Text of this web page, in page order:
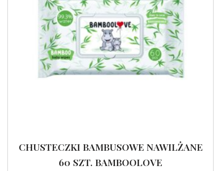
CHUSTECZKI BAMBUSOWE NAWILŻANE
60 SZT. BAMBOOLOVE